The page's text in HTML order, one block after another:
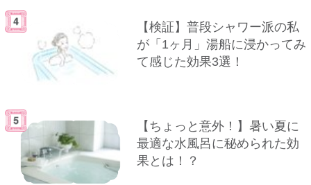
【検証】普段シャワー派の私
が「1ヶ月」湯船に浸かってみ
て感じた効果3選！
【ちょっと意外！】暑い夏に
最適な水風呂に秘められた効
果とは！？